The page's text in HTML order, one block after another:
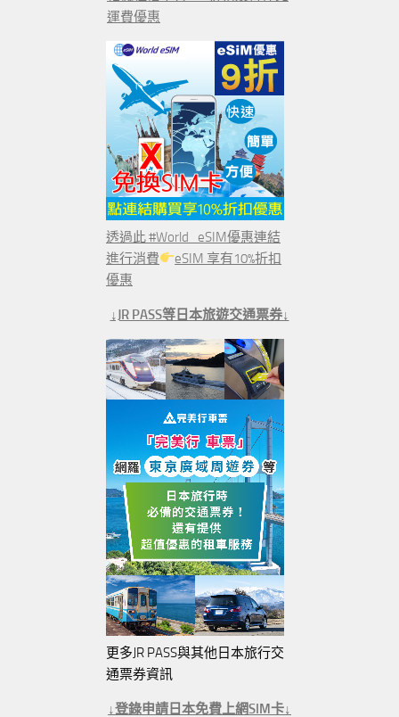
運費優惠
透過此 #World_eSIM優惠連結
進行消費
eSIM 享有10%折扣
優惠
↓JR PASS等日本旅遊交通票券↓
更多JR PASS與其他日本旅行交
通票券資訊
↓登錄申請日本免費上網SIM卡↓